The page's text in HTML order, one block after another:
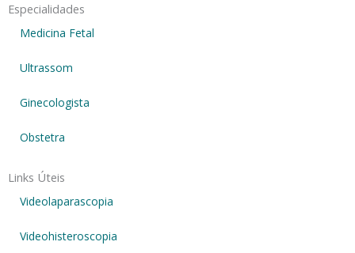
Especialidades
Medicina Fetal
Ultrassom
Ginecologista
Obstetra
Links Úteis
Videolaparascopia
Videohisteroscopia